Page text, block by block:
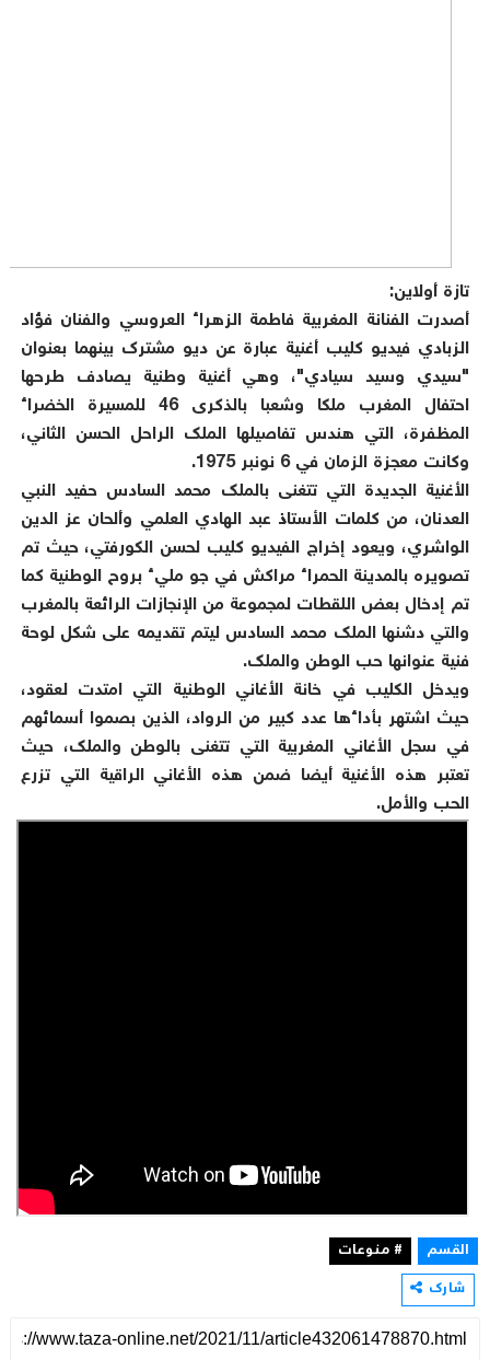
تازة أولاين:
أصدرت الفنانة المغربية فاطمة الزهراء العروسي والفنان فؤاد
الزبادي فيديو كليب أغنية عبارة عن ديو مشترك بينهما بعنوان
"سيدي وسيد سيادي"، وهي أغنية وطنية يصادف طرحها
احتفال المغرب ملكا وشعبا بالذكرى 46 للمسيرة الخضراء
المظفرة، التي هندس تفاصيلها الملك الراحل الحسن الثاني،
وكانت معجزة الزمان في 6 نونبر 1975.
الأغنية الجديدة التي تتغنى بالملك محمد السادس حفيد النبي
العدنان، من كلمات الأستاذ عبد الهادي العلمي وألحان عز الدين
الواشري، ويعود إخراج الفيديو كليب لحسن الكورفتي، حيث تم
تصويره بالمدينة الحمراء مراكش في جو مليء بروح الوطنية كما
تم إدخال بعض اللقطات لمجموعة من الإنجازات الرائعة بالمغرب
والتي دشنها الملك محمد السادس ليتم تقديمه على شكل لوحة
فنية عنوانها حب الوطن والملك.
ويدخل الكليب في خانة الأغاني الوطنية التي امتدت لعقود،
حيث اشتهر بأداءها عدد كبير من الرواد، الذين بصموا أسمائهم
في سجل الأغاني المغربية التي تتغنى بالوطن والملك، حيث
تعتبر هذه الأغنية أيضا ضمن هذه الأغاني الراقية التي تزرع
الحب والأمل.
القسم
# منوعات
شارك